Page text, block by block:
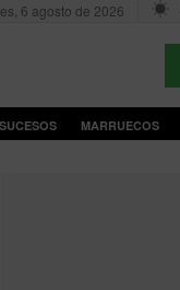
6 agosto de 2026
MARRUECOS